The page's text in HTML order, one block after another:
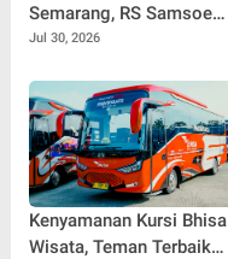
Semarang, RS Samsoe
Hidajat Perluas Layanan
Jul 30, 2026
Kenyamanan Kursi Bhisa
Wisata, Teman Terbaik